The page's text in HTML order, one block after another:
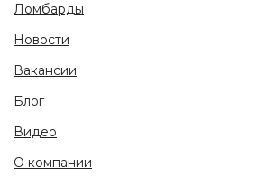
Ломбарды
Новости
Вакансии
Блог
Видео
О компании